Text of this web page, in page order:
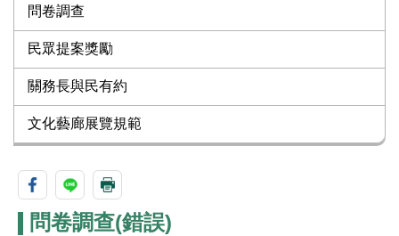
問卷調查
民眾提案獎勵
關務長與民有約
文化藝廊展覽規範
問卷調查(錯誤)